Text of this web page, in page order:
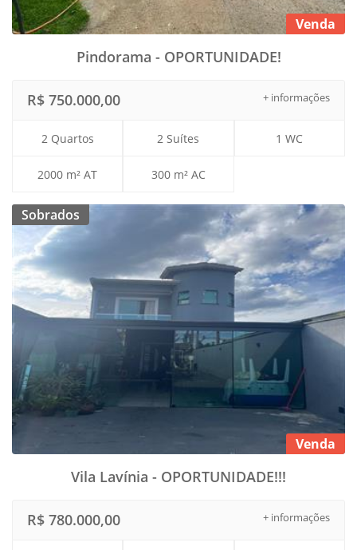
Venda
Pindorama - OPORTUNIDADE!
+ informações
R$ 750.000,00
2 Quartos 2 Suítes 1 WC
2000 m² AT 300 m² AC
Sobrados
Venda
Vila Lavínia - OPORTUNIDADE!!!
+ informações
R$ 780.000,00